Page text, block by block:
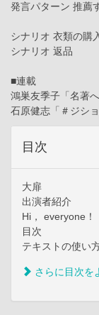
発言パターン 推薦
シナリオ 衣類の購
シナリオ 返品
■連載
鴻巣友季子「名著
石原健志「＃ジショ
目次
大扉
出演者紹介
Hi， everyone！
目次
テキストの使い
さらに目次を